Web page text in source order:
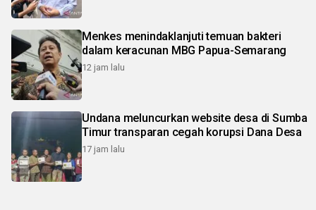
Menkes menindaklanjuti temuan bakteri
dalam keracunan MBG Papua-Semarang
12 jam lalu
Undana meluncurkan website desa di Sumba
Timur transparan cegah korupsi Dana Desa
17 jam lalu